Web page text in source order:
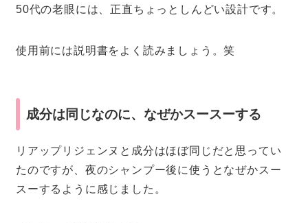
50代の老眼には、正直ちょっとしんどい設計です。
使用前には説明書をよく読みましょう。笑
成分は同じなのに、なぜかスースーする
リアップリジェンヌと成分はほぼ同じだと思ってい
たのですが、夜のシャンプー後に使うとなぜかスー
スーするように感じました。